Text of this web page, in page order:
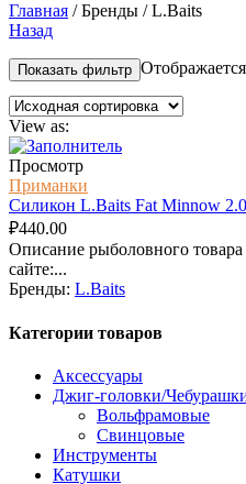
Главная /Бренды /L.Baits
Назад
Показать фильтр
View as:
Просмотр
Приманки
Силикон L.Baits Fat Minnow
₽440.00
Описание рыболовного
сайте:...
Бренды: L.Baits
Категории товаров
Аксессуары
Джиг-головки/
Вольфрамовые
Свинцовые
Инструменты
Катушки